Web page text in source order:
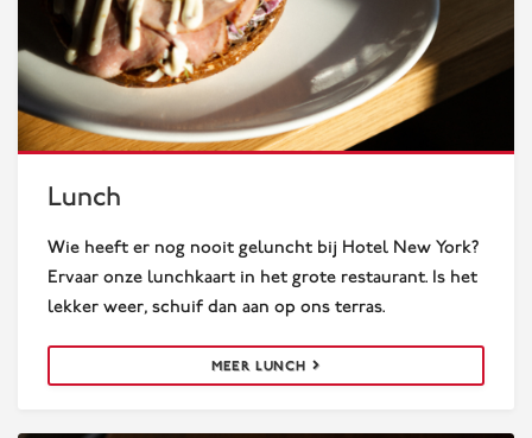
Lunch
Wie heeft er nog nooit geluncht bij Hotel New York?
Ervaar onze lunchkaart in het grote restaurant. Is het
lekker weer, schuif dan aan op ons terras.
MEER LUNCH